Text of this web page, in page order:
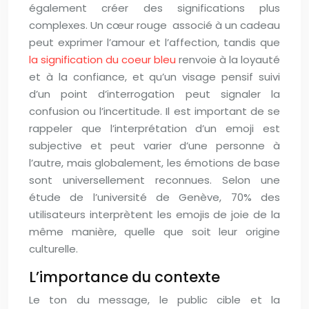
également créer des significations plus
complexes. Un cœur rouge ️ associé à un cadeau
peut exprimer l’amour et l’affection, tandis que
la signification du coeur bleu renvoie à la loyauté
et à la confiance, et qu’un visage pensif suivi
d’un point d’interrogation peut signaler la
confusion ou l’incertitude. Il est important de se
rappeler que l’interprétation d’un emoji est
subjective et peut varier d’une personne à
l’autre, mais globalement, les émotions de base
sont universellement reconnues. Selon une
étude de l’université de Genève, 70% des
utilisateurs interprètent les emojis de joie de la
même manière, quelle que soit leur origine
culturelle.
L’importance du contexte
Le ton du message, le public cible et la